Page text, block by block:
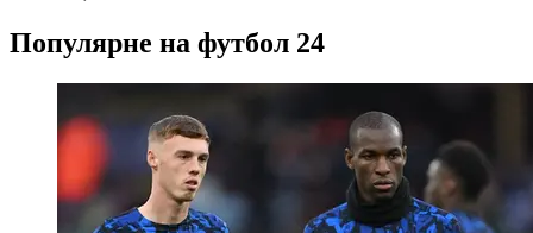
Популярне на футбол 24